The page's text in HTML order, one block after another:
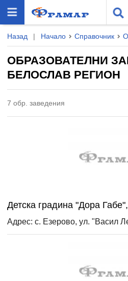
Назад | Начало Справочник
ОБРАЗОВАТЕЛНИ
БЕЛОСЛАВ РЕГИОН
7 обр. заведения
Детска градина "Дора
Адрес: с. Езерово, ул. "Васил